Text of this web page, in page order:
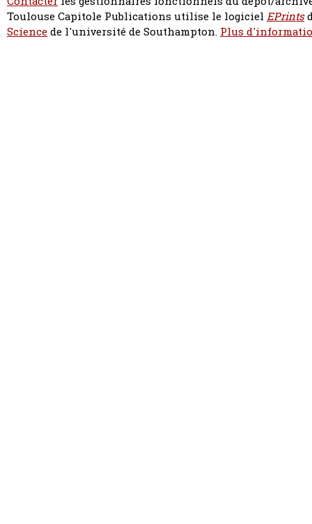
Toulouse Capitole Publications utilise le logiciel EPrints
Sciencede l'université de Southampton. Plus